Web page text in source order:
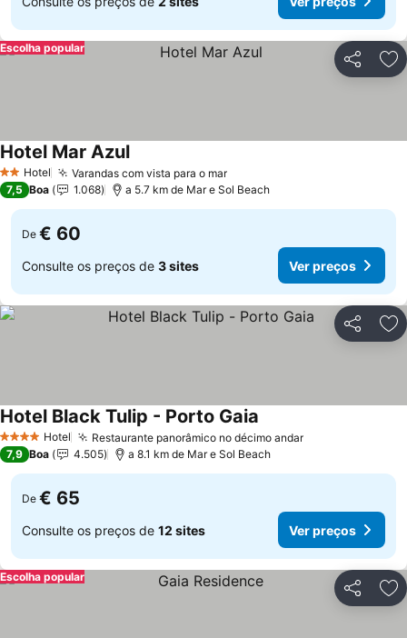
Partilhar
Escolha popular
2 Estrelas
Hotel Varandas com vista para o marVer preços
Hotel Mar AzulVer preços
7,5 Boa 1.068 a 5.7 km de Mar e Sol Beach
De € 60
Consulte os preços de 3 sites Ver preços
Partilhar
4 EstrelasHotel Restaurante panorâmico no décimo andarVer preços
Hotel Black Tulip - Porto Gaia
7,9 Boa 4.505 a 8.1 km de Mar e Sol Beach
De € 65
Consulte os preços de 12 sites Ver preços
Partilhar
Escolha popular